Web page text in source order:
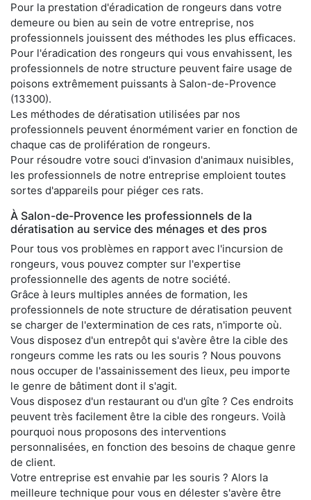
Pour la prestation d'éradication de rongeurs dans votre
demeure ou bien au sein de votre entreprise, nos
professionnels jouissent des méthodes les plus efficaces.
Pour l'éradication des rongeurs qui vous envahissent, les
professionnels de notre structure peuvent faire usage de
poisons extrêmement puissants à Salon-de-Provence
(13300).
Les méthodes de dératisation utilisées par nos
professionnels peuvent énormément varier en fonction de
chaque cas de prolifération de rongeurs.
Pour résoudre votre souci d'invasion d'animaux nuisibles,
les professionnels de notre entreprise emploient toutes
sortes d'appareils pour piéger ces rats.
À Salon-de-Provence les professionnels de la
dératisation au service des ménages et des pros
Pour tous vos problèmes en rapport avec l'incursion de
rongeurs, vous pouvez compter sur l'expertise
professionnelle des agents de notre société.
Grâce à leurs multiples années de formation, les
professionnels de note structure de dératisation peuvent
se charger de l'extermination de ces rats, n'importe où.
Vous disposez d'un entrepôt qui s'avère être la cible des
rongeurs comme les rats ou les souris ? Nous pouvons
nous occuper de l'assainissement des lieux, peu importe
le genre de bâtiment dont il s'agit.
Vous disposez d'un restaurant ou d'un gîte ? Ces endroits
peuvent très facilement être la cible des rongeurs. Voilà
pourquoi nous proposons des interventions
personnalisées, en fonction des besoins de chaque genre
de client.
Votre entreprise est envahie par les souris ? Alors la
meilleure technique pour vous en délester s'avère être